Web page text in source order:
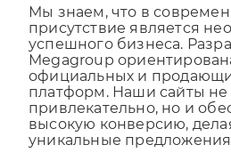
присутствие является
успешного бизнеса.
Megagroup
официальных и
платформ. Наши сайты не
привлекательно, но и
высокую конверсию,
уникальные